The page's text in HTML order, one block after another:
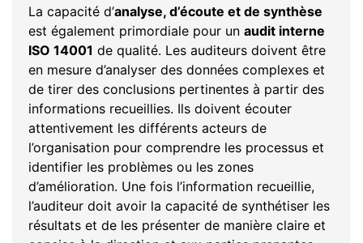
La capacité d’analyse, d’écoute et de synthèse
est également primordiale pour un audit interne
ISO 14001 de qualité. Les auditeurs doivent être
en mesure d’analyser des données complexes et
de tirer des conclusions pertinentes à partir des
informations recueillies. Ils doivent écouter
attentivement les différents acteurs de
l’organisation pour comprendre les processus et
identifier les problèmes ou les zones
d’amélioration. Une fois l’information recueillie,
l’auditeur doit avoir la capacité de synthétiser les
résultats et de les présenter de manière claire et